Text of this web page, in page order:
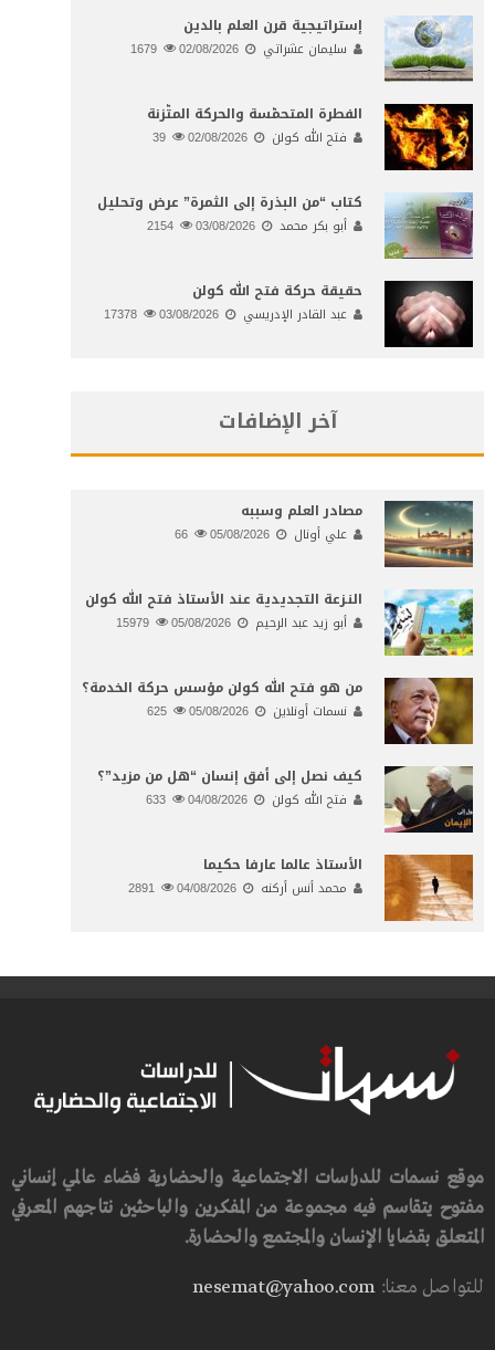
إستراتيجية قرن العلم بالدين
سليمان عشراتي 02/08/2026
الفطرة المتحمّسة والحركة المتّزنة
فتح الله كولن 02/08/2026
كتاب “من البذرة إلى الثمرة” عرض وتحليل
أبو بكر محمد 03/08/2026
حقيقة حركة فتح الله كولن
عبد القادر الإدريسي 03/08/2026
آخر الإضافات
مصادر العلم وسببه
علي أونال 05/08/2026
النـزعة التجديدية عند الأستاذ فتح الله كولن
أبو زيد عبد الرحيم 05/08/2026
من هو فتح الله كولن مؤسس حركة الخدمة؟
نسمات أونلاين 05/08/2026
كيف نصل إلى أفق إنسان “هل من مزيد”؟
فتح الله كولن 04/08/2026
الأستاذ عالما عارفا حكيما
محمد أنس أركنه 04/08/2026
موقع نسمات للدراسات الاجتماعية والحضارية فضاء عالمي إنساني
مفتوح يتقاسم فيه مجموعة من المفكرين والباحثين نتاجهم المعرفي
المتعلق بقضايا الإنسان والمجتمع والحضارة.
للتواصل معنا:nesemat@yahoo.com